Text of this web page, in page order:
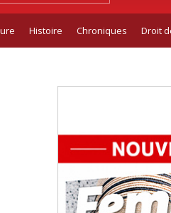
Histoire Chroniques Droit